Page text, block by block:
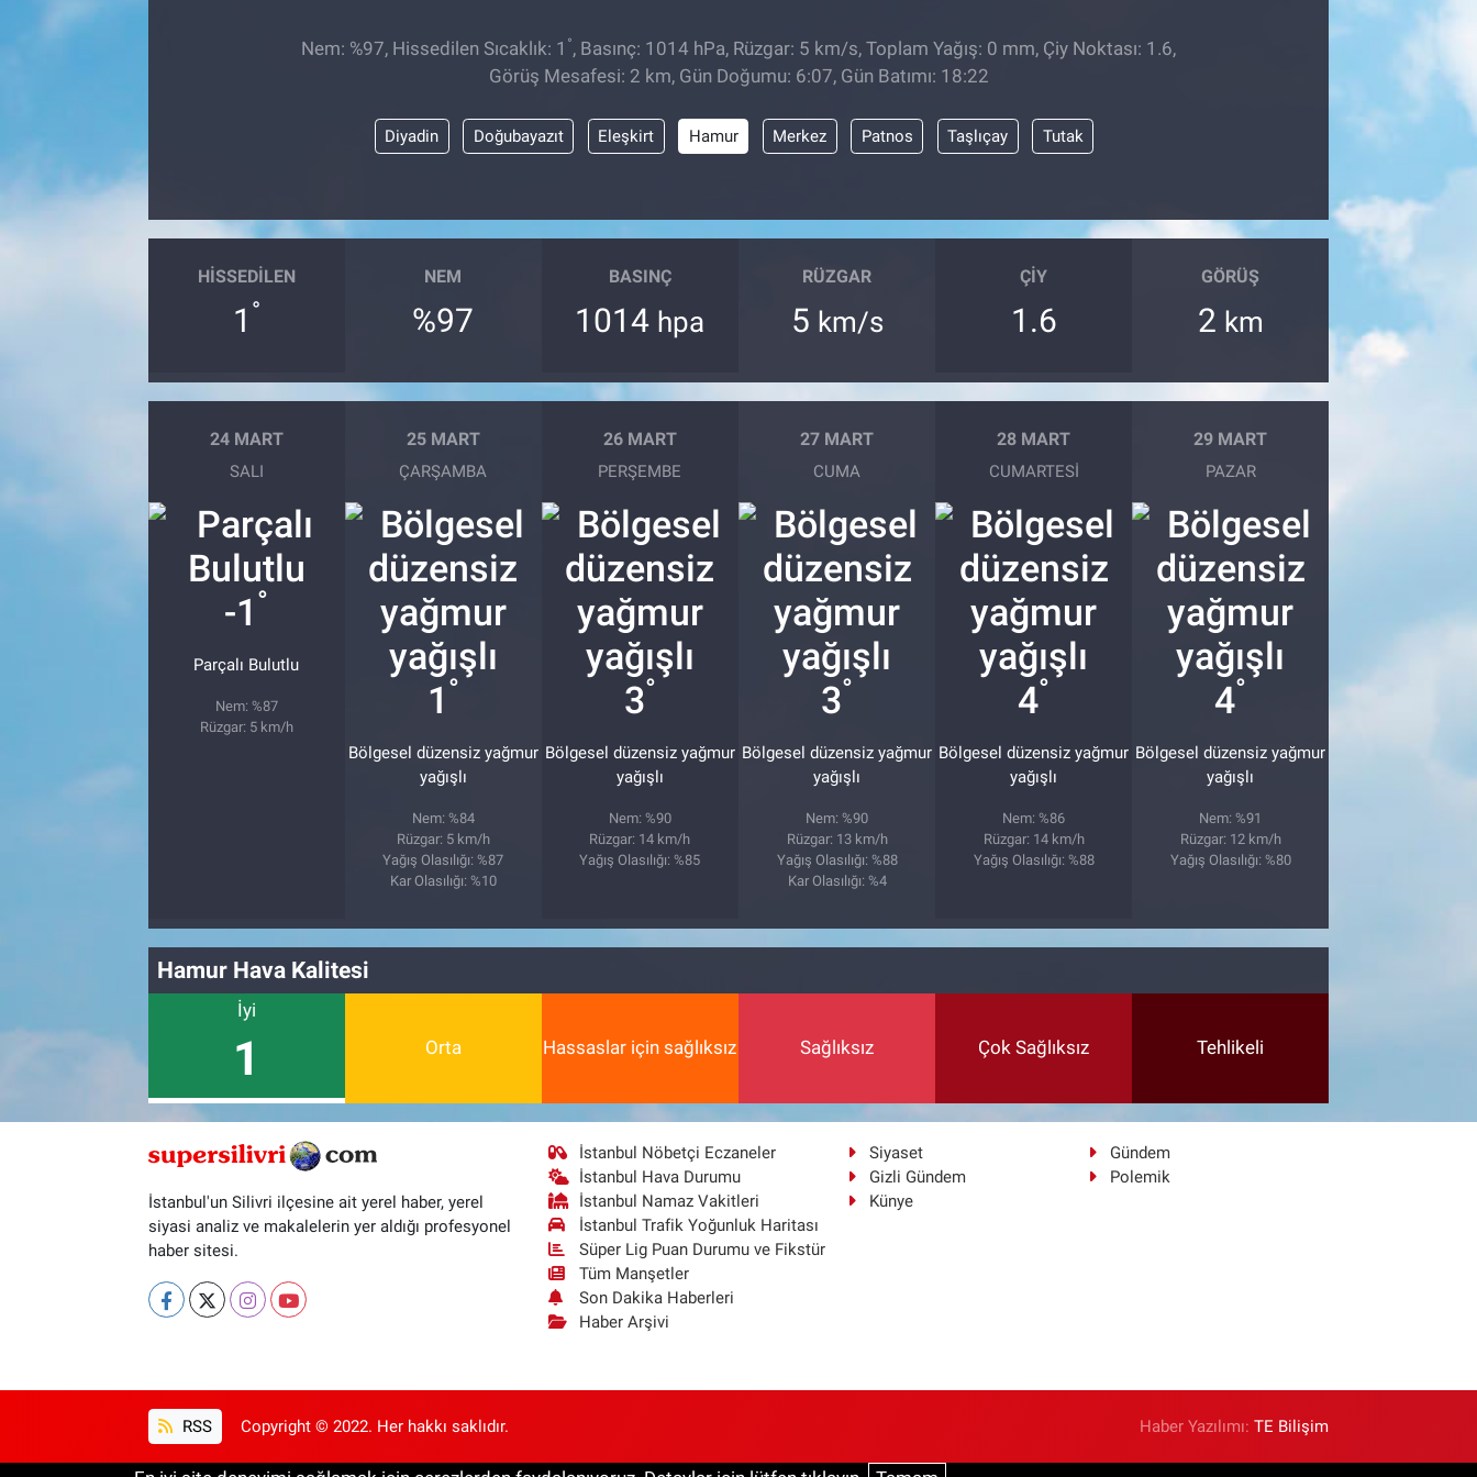
Nem: %97, Hissedilen Sıcaklık: 1 °, Basınç: 1014 hPa, Rüzgar: 5 km/s, Toplam Yağış: 0 mm, Çiy Noktası: 1.6,
Görüş Mesafesi: 2 km, Gün Doğumu: 6:07, Gün Batımı: 18:22
Diyadin Doğubayazıt Eleşkirt Hamur Merkez Patnos Taşlıçay Tutak
HISSEDILEN
1 °
NEM
%97
BASINÇ
1014 hpa
RÜZGAR
5 km/s
ÇIY
1.6
GÖRÜŞ
2 km
24 MART
SALI
-1 °
Parçalı Bulutlu
Nem: %87
Rüzgar: 5 km/h
25 MART
ÇARŞAMBA
1 °
Bölgesel düzensiz yağmur
yağışlı
Nem: %84
Rüzgar: 5 km/h
Yağış Olasılığı: %87
Kar Olasılığı: %10
26 MART
PERŞEMBE
3°
Bölgesel düzensiz yağmur
yağışlı
Nem: %90
Rüzgar: 14 km/h
Yağış Olasılığı: %85
27 MART
CUMA
3°
Bölgesel düzensiz yağmur
yağışlı
Nem: %90
Rüzgar: 13 km/h
Yağış Olasılığı: %88
Kar Olasılığı: %4
28 MART
CUMARTESI
4°
Bölgesel düzensiz yağmur
yağışlı
Nem: %86
Rüzgar: 14 km/h
Yağış Olasılığı: %88
29 MART
PAZAR
4°
Bölgesel düzensiz yağmur
yağışlı
Nem: %91
Rüzgar: 12 km/h
Yağış Olasılığı: %80
Hamur Hava Kalitesi
İyi
1 Orta Hassaslar için sağlıksız Sağlıksız Çok Sağlıksız Tehlikeli
İstanbul'un Silivri ilçesine ait yerel haber, yerel
siyasi analiz ve makalelerin yer aldığı profesyonel
haber sitesi.
İstanbul Nöbetçi Eczaneler
İstanbul Hava Durumu
İstanbul Namaz Vakitleri
İstanbul Trafik Yoğunluk Haritası
Süper Lig Puan Durumu ve Fikstür
Tüm Manşetler
Son Dakika Haberleri
Haber Arşivi
Siyaset
Gündem
Gizli Gündem
Polemik
Künye
RSS Copyright © 2022. Her hakkı saklıdır. Haber Yazılımı:TE Bilişim